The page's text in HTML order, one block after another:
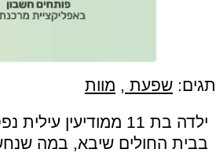
תגים: שפעת , מוות
ילדה בת 11 ממודיעין
בבית החולים שיבא, במה